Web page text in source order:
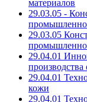
материалов
29.03.05 -
29.03.05
29.04.01
29.04.01
кожи
29.04.01